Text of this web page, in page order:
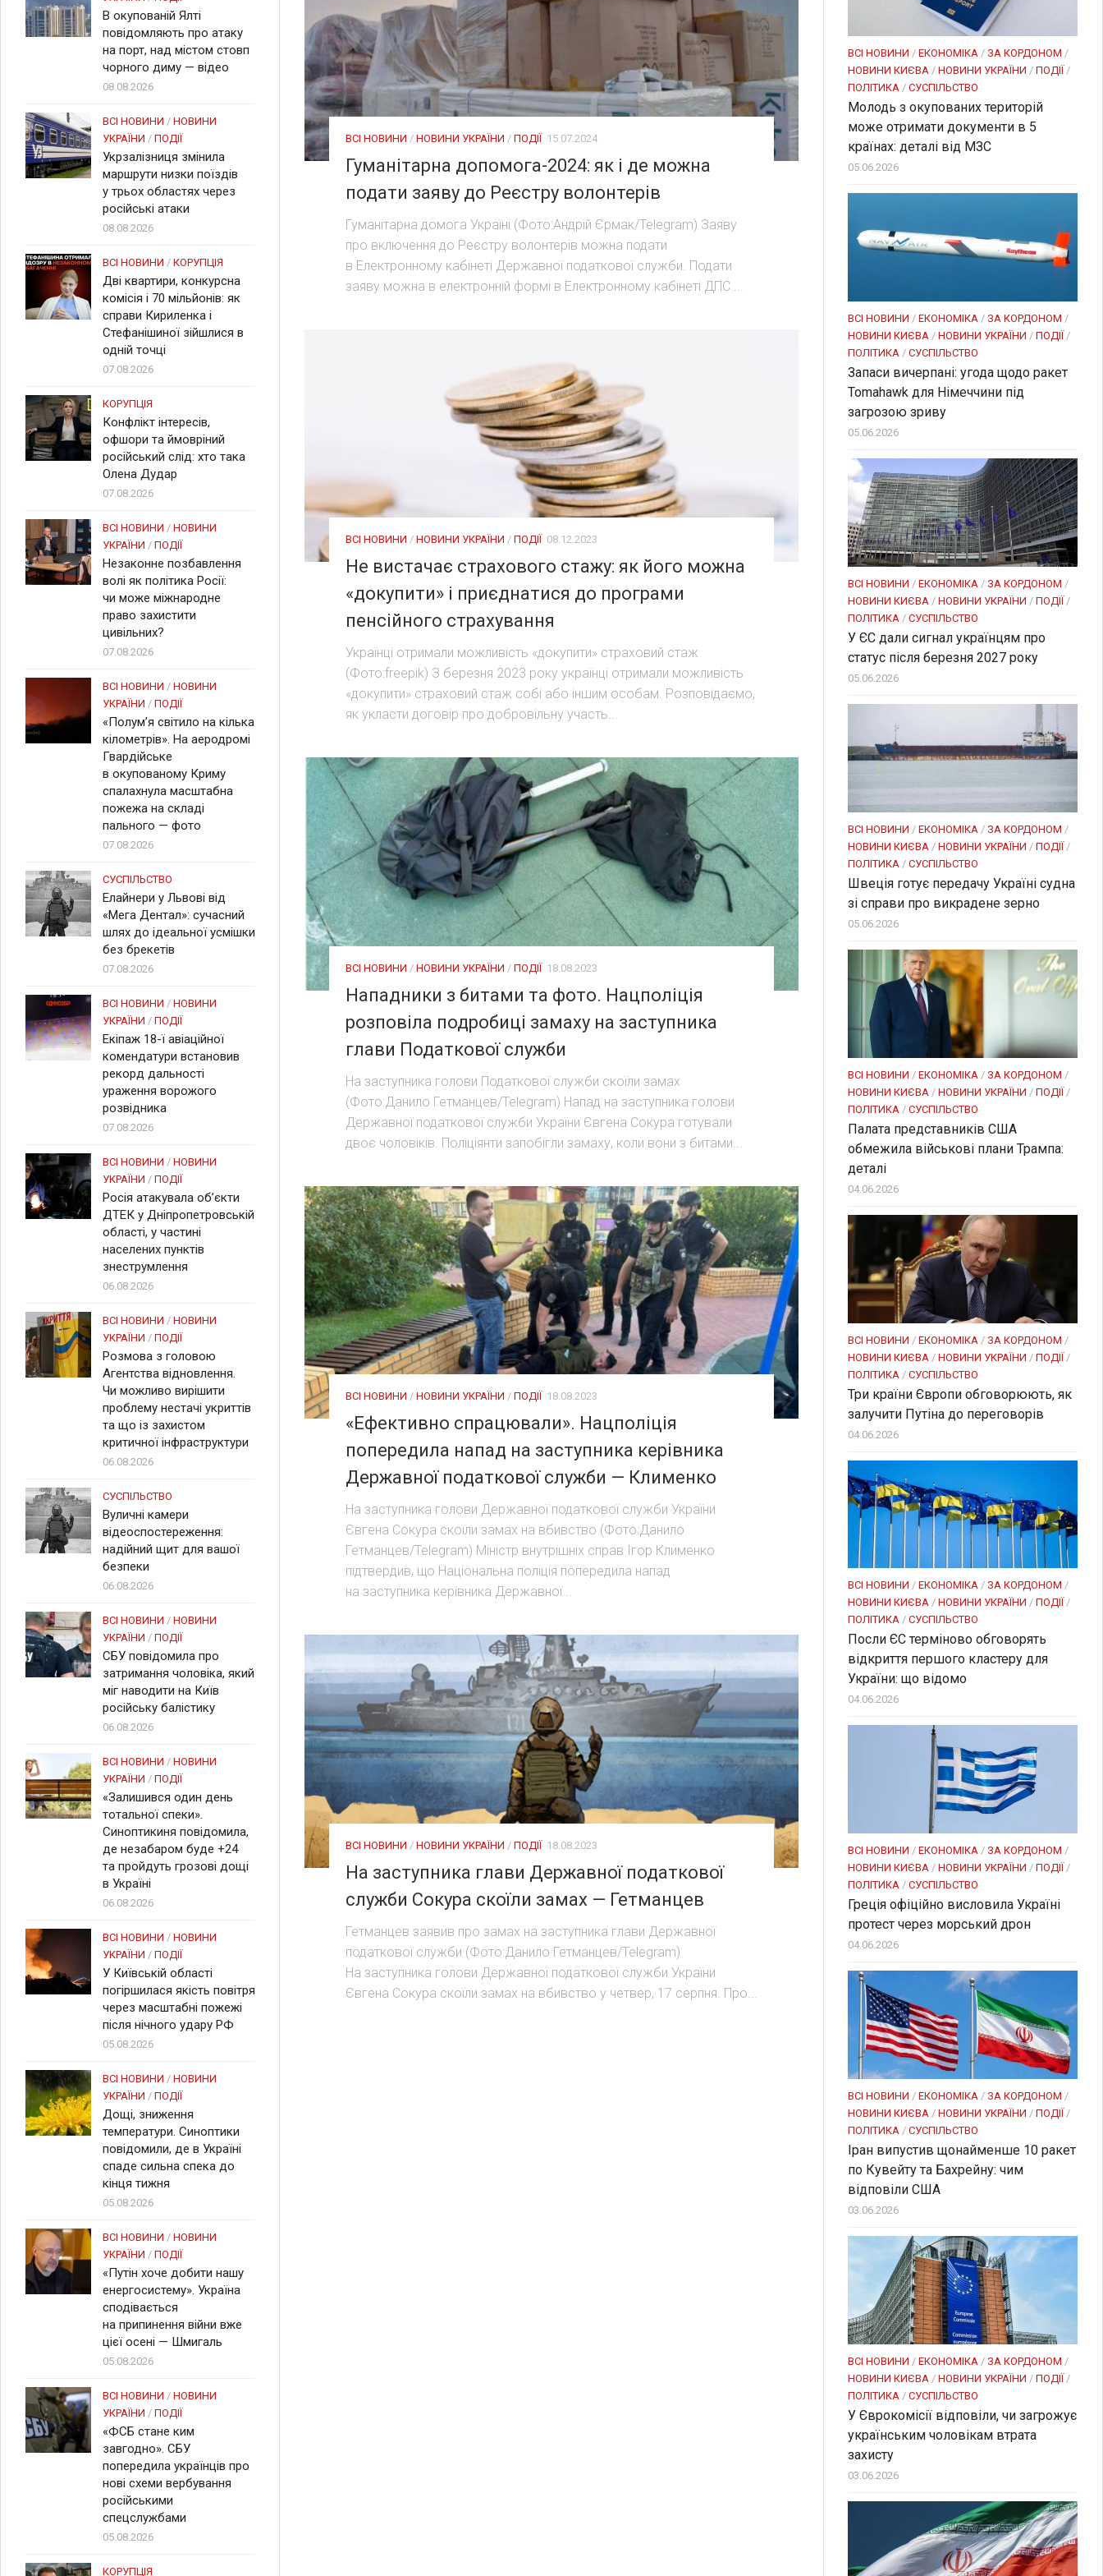
ВСІ НОВИНИ / НОВИНИ УКРАЇНИ / ПОДІЇ 15.07.2024
Гуманітарна допомога-2024: як і де можна
подати заяву до Реєстру волонтерів
Гуманітарна домога Україні (Фото:Андрій Єрмак/Telegram) Заяву
про включення до Реєстру волонтерів можна подати
в Електронному кабінеті Державної податкової служби. Подати
заяву можна в електронній формі в Електронному кабінеті ДПС....
ВСІ НОВИНИ / НОВИНИ УКРАЇНИ / ПОДІЇ 08.12.2023
Не вистачає страхового стажу: як його можна
«докупити» і приєднатися до програми
пенсійного страхування
Українці отримали можливість «докупити» страховий стаж
(Фото:freepik) З березня 2023 року українці отримали можливість
«докупити» страховий стаж собі або іншим особам. Розповідаємо,
як укласти договір про добровільну участь...
ВСІ НОВИНИ / НОВИНИ УКРАЇНИ / ПОДІЇ 18.08.2023
Нападники з битами та фото. Нацполіція
розповіла подробиці замаху на заступника
глави Податкової служби
На заступника голови Податкової служби скоїли замах
(Фото:Данило Гетманцев/Telegram) Напад на заступника голови
Державної податкової служби України Євгена Сокура готували
двоє чоловіків. Поліціянти запобігли замаху, коли вони з битами...
ВСІ НОВИНИ / НОВИНИ УКРАЇНИ / ПОДІЇ 18.08.2023
«Ефективно спрацювали». Нацполіція
попередила напад на заступника керівника
Державної податкової служби — Клименко
На заступника голови Державної податкової служби України
Євгена Сокура скоїли замах на вбивство (Фото:Данило
Гетманцев/Telegram) Міністр внутрішніх справ Ігор Клименко
підтвердив, що Національна поліція попередила напад
на заступника керівника Державної...
ВСІ НОВИНИ / НОВИНИ УКРАЇНИ / ПОДІЇ 18.08.2023
На заступника глави Державної податкової
служби Сокура скоїли замах — Гетманцев
Гетманцев заявив про замах на заступника глави Державної
податкової служби (Фото:Данило Гетманцев/Telegram)
На заступника голови Державної податкової служби України
Євгена Сокура скоїли замах на вбивство у четвер, 17 серпня. Про...
В окупованій Ялті
повідомляють про атаку
на порт, над містом стовп
чорного диму — відео
08.08.2026
ВСІ НОВИНИ / НОВИНИ
УКРАЇНИ / ПОДІЇ
Укрзалізниця змінила
маршрути низки поїздів
у трьох областях через
російські атаки
08.08.2026
ВСІ НОВИНИ / КОРУПЦІЯ
Дві квартири, конкурсна
комісія і 70 мільйонів: як
справи Кириленка і
Стефанішиної зійшлися в
одній точці
07.08.2026
КОРУПЦІЯ
Конфлікт інтересів,
офшори та ймовріний
російський слід: хто така
Олена Дудар
07.08.2026
ВСІ НОВИНИ / НОВИНИ
УКРАЇНИ / ПОДІЇ
Незаконне позбавлення
волі як політика Росії:
чи може міжнародне
право захистити
цивільних?
07.08.2026
ВСІ НОВИНИ / НОВИНИ
УКРАЇНИ / ПОДІЇ
«Полум’я світило на кілька
кілометрів». На аеродромі
Гвардійське
в окупованому Криму
спалахнула масштабна
пожежа на складі
пального — фото
07.08.2026
СУСПІЛЬСТВО
Елайнери у Львові від
«Мега Дентал»: сучасний
шлях до ідеальної усмішки
без брекетів
07.08.2026
ВСІ НОВИНИ / НОВИНИ
УКРАЇНИ / ПОДІЇ
Екіпаж 18-ї авіаційної
комендатури встановив
рекорд дальності
ураження ворожого
розвідника
07.08.2026
ВСІ НОВИНИ / НОВИНИ
УКРАЇНИ / ПОДІЇ
Росія атакувала об’єкти
ДТЕК у Дніпропетровській
області, у частині
населених пунктів
знеструмлення
06.08.2026
ВСІ НОВИНИ / НОВИНИ
УКРАЇНИ / ПОДІЇ
Розмова з головою
Агентства відновлення.
Чи можливо вирішити
проблему нестачі укриттів
та що із захистом
критичної інфраструктури
06.08.2026
СУСПІЛЬСТВО
Вуличні камери
відеоспостереження:
надійний щит для вашої
безпеки
06.08.2026
ВСІ НОВИНИ / НОВИНИ
УКРАЇНИ / ПОДІЇ
СБУ повідомила про
затримання чоловіка, який
міг наводити на Київ
російську балістику
06.08.2026
ВСІ НОВИНИ / НОВИНИ
УКРАЇНИ / ПОДІЇ
«Залишився один день
тотальної спеки».
Синоптикиня повідомила,
де незабаром буде +24
та пройдуть грозові дощі
в Україні
06.08.2026
ВСІ НОВИНИ / НОВИНИ
УКРАЇНИ / ПОДІЇ
У Київській області
погіршилася якість повітря
через масштабні пожежі
після нічного удару РФ
05.08.2026
ВСІ НОВИНИ / НОВИНИ
УКРАЇНИ / ПОДІЇ
Дощі, зниження
температури. Синоптики
повідомили, де в Україні
спаде сильна спека до
кінця тижня
05.08.2026
ВСІ НОВИНИ / НОВИНИ
УКРАЇНИ / ПОДІЇ
«Путін хоче добити нашу
енергосистему». Україна
сподівається
на припинення війни вже
цієї осені — Шмигаль
05.08.2026
ВСІ НОВИНИ / НОВИНИ
УКРАЇНИ / ПОДІЇ
«ФСБ стане ким
завгодно». СБУ
попередила українців про
нові схеми вербування
російськими
спецслужбами
05.08.2026
КОРУПЦІЯ
ВСІ НОВИНИ / ЕКОНОМІКА / ЗА КОРДОНОМ /
НОВИНИ КИЄВА / НОВИНИ УКРАЇНИ / ПОДІЇ /
ПОЛІТИКА / СУСПІЛЬСТВО
Молодь з окупованих територій
може отримати документи в 5
країнах: деталі від МЗС
05.06.2026
ВСІ НОВИНИ / ЕКОНОМІКА / ЗА КОРДОНОМ /
НОВИНИ КИЄВА / НОВИНИ УКРАЇНИ / ПОДІЇ /
ПОЛІТИКА / СУСПІЛЬСТВО
Запаси вичерпані: угода щодо ракет
Tomahawk для Німеччини під
загрозою зриву
05.06.2026
ВСІ НОВИНИ / ЕКОНОМІКА / ЗА КОРДОНОМ /
НОВИНИ КИЄВА / НОВИНИ УКРАЇНИ / ПОДІЇ /
ПОЛІТИКА / СУСПІЛЬСТВО
У ЄС дали сигнал українцям про
статус після березня 2027 року
05.06.2026
ВСІ НОВИНИ / ЕКОНОМІКА / ЗА КОРДОНОМ /
НОВИНИ КИЄВА / НОВИНИ УКРАЇНИ / ПОДІЇ/
ПОЛІТИКА / СУСПІЛЬСТВО
Швеція готує передачу Україні судна
зі справи про викрадене зерно
05.06.2026
ВСІ НОВИНИ / ЕКОНОМІКА / ЗА КОРДОНОМ /
НОВИНИ КИЄВА / НОВИНИ УКРАЇНИ / ПОДІЇ/
ПОЛІТИКА / СУСПІЛЬСТВО
Палата представників США
обмежила військові плани Трампа:
деталі
04.06.2026
ВСІ НОВИНИ / ЕКОНОМІКА / ЗА КОРДОНОМ /
НОВИНИ КИЄВА / НОВИНИ УКРАЇНИ / ПОДІЇ/
ПОЛІТИКА / СУСПІЛЬСТВО
Три країни Європи обговорюють, як
залучити Путіна до переговорів
04.06.2026
ВСІ НОВИНИ / ЕКОНОМІКА / ЗА КОРДОНОМ /
НОВИНИ КИЄВА / НОВИНИ УКРАЇНИ / ПОДІЇ /
ПОЛІТИКА / СУСПІЛЬСТВО
Посли ЄC терміново обговорять
відкриття першого кластеру для
України: що відомо
04.06.2026
ВСІ НОВИНИ / ЕКОНОМІКА / ЗА КОРДОНОМ /
НОВИНИ КИЄВА / НОВИНИ УКРАЇНИ / ПОДІЇ /
ПОЛІТИКА / СУСПІЛЬСТВО
Греція офіційно висловила Україні
протест через морський дрон
04.06.2026
ВСІ НОВИНИ / ЕКОНОМІКА / ЗА КОРДОНОМ /
НОВИНИ КИЄВА / НОВИНИ УКРАЇНИ / ПОДІЇ /
ПОЛІТИКА / СУСПІЛЬСТВО
Іран випустив щонайменше 10 ракет
по Кувейту та Бахрейну: чим
відповіли США
03.06.2026
ВСІ НОВИНИ / ЕКОНОМІКА / ЗА КОРДОНОМ /
НОВИНИ КИЄВА / НОВИНИ УКРАЇНИ / ПОДІЇ /
ПОЛІТИКА / СУСПІЛЬСТВО
У Єврокомісії відповіли, чи загрожує
українським чоловікам втрата
захисту
03.06.2026